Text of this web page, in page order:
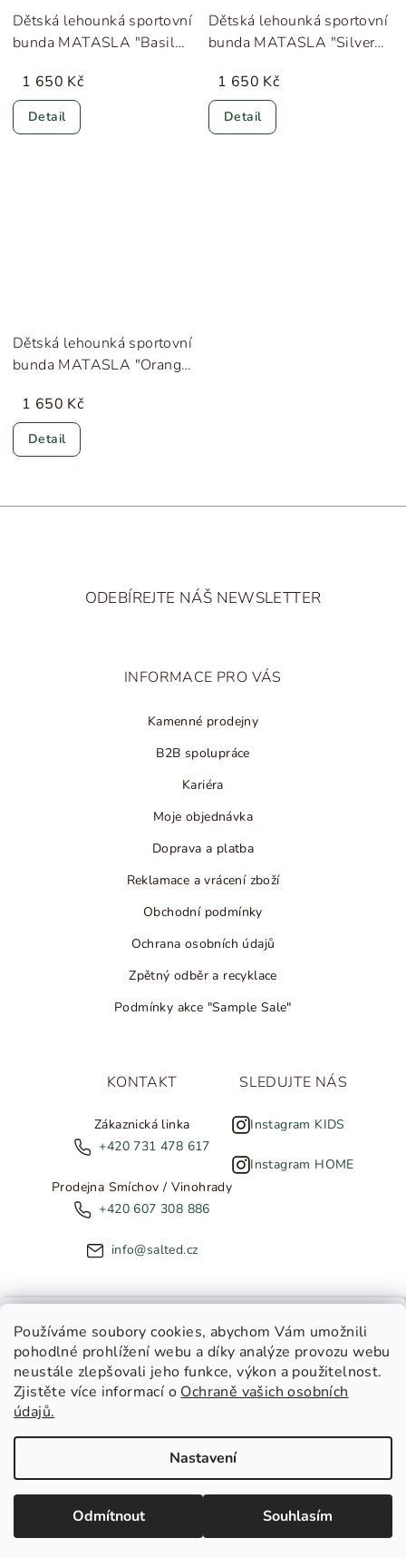
Používáme soubory cookies, abychom Vám umožnili
pohodlné prohlížení webu a díky analýze provozu webu
neustále zlepšovali jeho funkce, výkon a použitelnost.
Zjistěte více informací o Ochraně vašich osobních
údajů.
Nastavení
Odmítnout Souhlasím
Dětská lehounká sportovní
bunda MATASLA "Basil
1 650 Kč
Detail
Dětská lehounká sportovní
bunda MATASLA "Silver
1 650 Kč
Detail
Dětská lehounká sportovní
bunda MATASLA "Orange
1 650 Kč
Detail
ODEBÍREJTE NÁŠ NEWSLETTER
INFORMACE PRO VÁS
Kamenné prodejny
B2B spolupráce
Kariéra
Moje objednávka
Doprava a platba
Reklamace a vrácení zboží
Obchodní podmínky
Ochrana osobních údajů
Zpětný odběr a recyklace
Podmínky akce "Sample Sale"
KONTAKT
Zákaznická linka
+420 731 478 617
Prodejna Smíchov / Vinohrady
+420 607 308 886
info@salted.cz
SLEDUJTE NÁS
Instagram KIDS
Instagram HOME
Copyright 2026SALTED. Všechna práva vyhrazena.Upravit
nastavení cookies
NOVINKY ZE SALTED
Toužíte dostávat novinky z
Salted Home
Salted Kids & Home
Chci být v obraze!